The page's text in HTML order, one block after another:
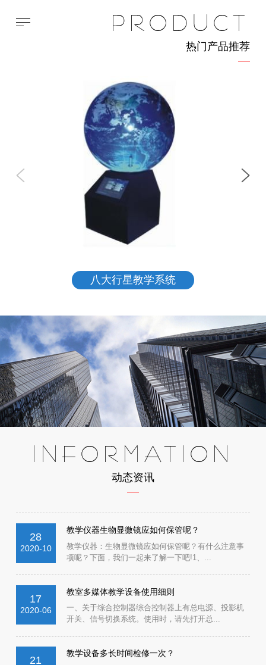
PRODUCT
热门产品推荐
八大行星教学系统
INFORMATION
动态资讯
28
2020-10
教学仪器生物显微镜应如何保管呢？
教学仪器：生物显微镜应如何保管呢？有什么注意事
项呢？下面，我们一起来了解一下吧!1、...
17
2020-06
教室多媒体教学设备使用细则
一、关于综合控制器综合控制器上有总电源、投影机
开关、信号切换系统。使用时，请先打开总...
21
教学设备多长时间检修一次？